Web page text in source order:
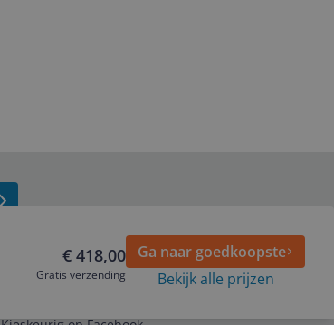
€ 418,00
Gratis verzending
Ga naar goedkoopste
Bekijk alle prijzen